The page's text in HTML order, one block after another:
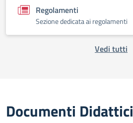
Regolamenti
Sezione dedicata ai regolamenti
Vedi tutti
Documenti Didattici